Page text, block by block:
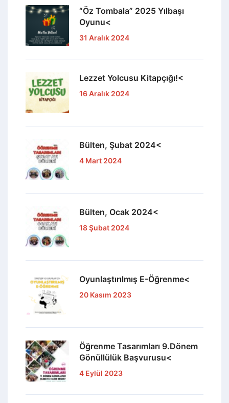
“Öz Tombala” 2025 Yılbaşı
Oyunu<
31 Aralık 2024
Lezzet Yolcusu Kitapçığı!<
16 Aralık 2024
Bülten, Şubat 2024<
4 Mart 2024
Bülten, Ocak 2024<
18 Şubat 2024
Oyunlaştırılmış E-Öğrenme<
20 Kasım 2023
Öğrenme Tasarımları 9.Dönem
Gönüllülük Başvurusu<
4 Eylül 2023